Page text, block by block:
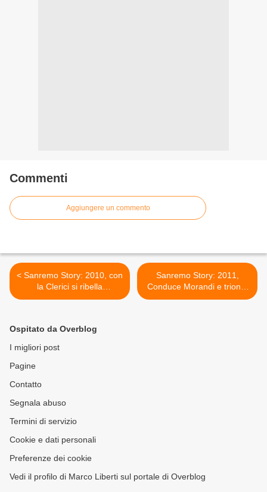
Commenti
Aggiungere un commento
< Sanremo Story: 2010, con
la Clerici si ribella
l'orchestra
Sanremo Story: 2011,
Conduce Morandi e trionfa
Vecchioni >
Ospitato da Overblog
I migliori post
Pagine
Contatto
Segnala abuso
Termini di servizio
Cookie e dati personali
Preferenze dei cookie
Vedi il profilo di Marco Liberti sul portale di Overblog